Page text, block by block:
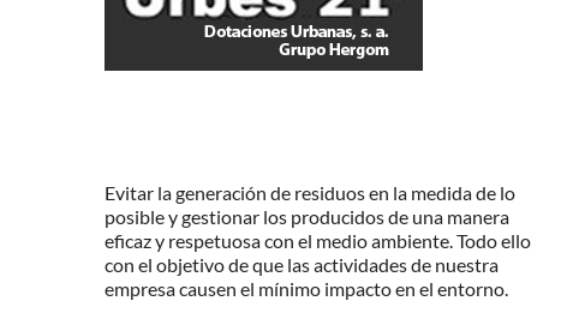
Evitar la generación de residuos en la medida de lo
posible y gestionar los producidos de una manera
eficaz y respetuosa con el medio ambiente. Todo ello
con el objetivo de que las actividades de nuestra
empresa causen el mínimo impacto en el entorno.